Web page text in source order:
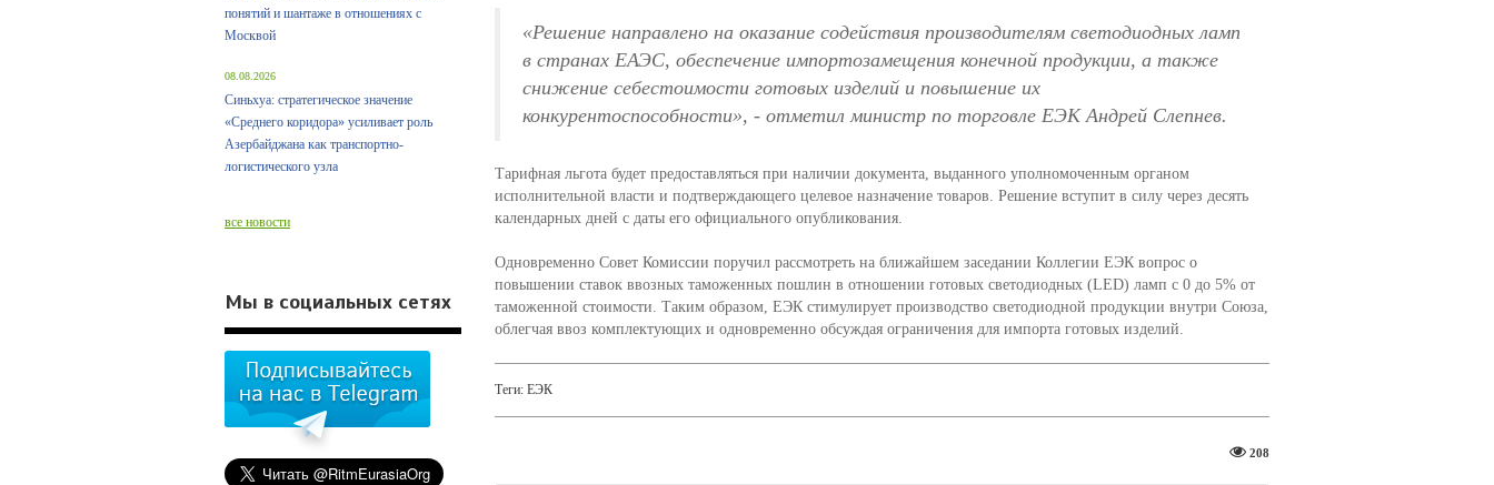
«Решение направлено на оказание содействия производителям светодиодных ламп
в странах ЕАЭС, обеспечение импортозамещения конечной продукции, а также
снижение себестоимости готовых изделий и повышение их
конкурентоспособности», - отметил министр по торговле ЕЭК Андрей Слепнев.
Тарифная льгота будет предоставляться при наличии документа, выданного уполномоченным органом
исполнительной власти и подтверждающего целевое назначение товаров. Решение вступит в силу через десять
календарных дней с даты его официального опубликования.
Одновременно Совет Комиссии поручил рассмотреть на ближайшем заседании Коллегии ЕЭК вопрос о
повышении ставок ввозных таможенных пошлин в отношении готовых светодиодных (LED) ламп с 0 до 5% от
таможенной стоимости. Таким образом, ЕЭК стимулирует производство светодиодной продукции внутри Союза,
облегчая ввоз комплектующих и одновременно обсуждая ограничения для импорта готовых изделий.
Теги: ЕЭК
208
понятий и шантаже в отношениях с
Москвой
08.08.2026
Синьхуа: стратегическое значение
«Среднего коридора» усиливает роль
Азербайджана как транспортно-
логистического узла
все новости
Мы в социальных сетях